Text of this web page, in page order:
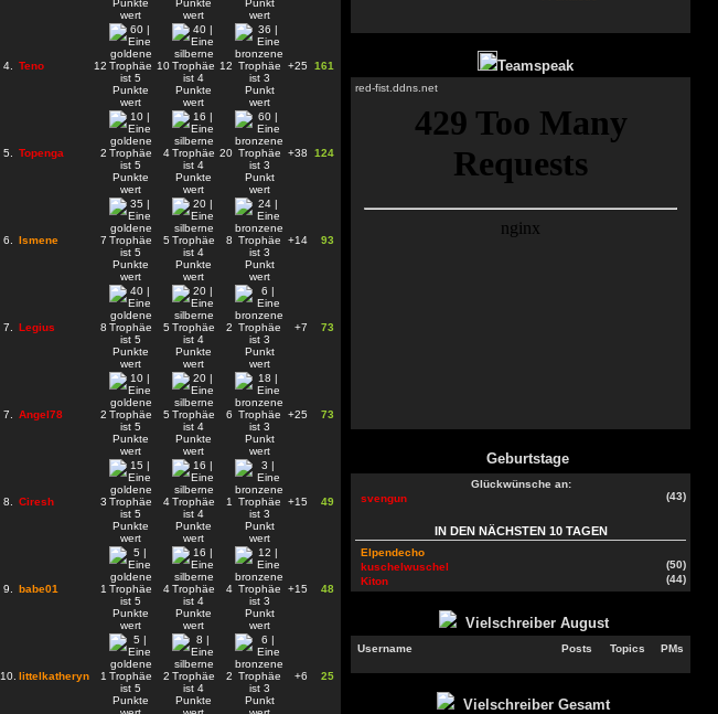
4. Teno 12 10 12 +25 161
5. Topenga 2 4 20 +38 124
6. Ismene 7 5 8 +14 93
7. Legius 8 5 2 +7 73
7. Angel78 2 5 6 +25 73
8. Ciresh 3 4 1 +15 49
9. babe01 1 4 4 +15 48
10. littelkatheryn 1 2 2 +6 25
Teamspeak
red-fist.ddns.net
Geburtstage
Glückwünsche an:
svengun
(43)
IN DEN NÄCHSTEN 10 TAGEN
Elpendecho
kuschelwuschel
(50)
Kiton
(44)
Vielschreiber August
Username Posts Topics PMs
Vielschreiber Gesamt